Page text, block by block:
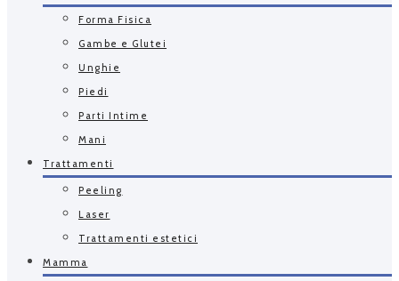
Forma Fisica
Gambe e Glutei
Unghie
Piedi
Parti Intime
Mani
Trattamenti
Peeling
Laser
Trattamenti estetici
Mamma